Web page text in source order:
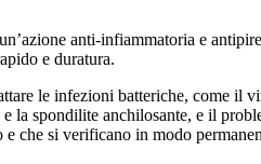
anti-infiammatoria e
e duratura.
le infezioni batteriche, come
la spondilite anchilosante, e il
che si verificano in modo